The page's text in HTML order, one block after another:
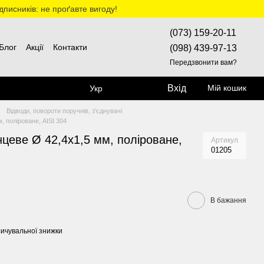
не проґавте вигоду!
Блог Акції Контакти
(073) 159-20-11
(098) 439-97-13
Передзвонити вам?
Укр Вхід Мій кошик
Відводи, повороти поручнів, з'єднувачі
поліроване, AISI 304
Ø 42,4х1,5 мм, поліроване,
Артикул
01205
В бажання
знижки